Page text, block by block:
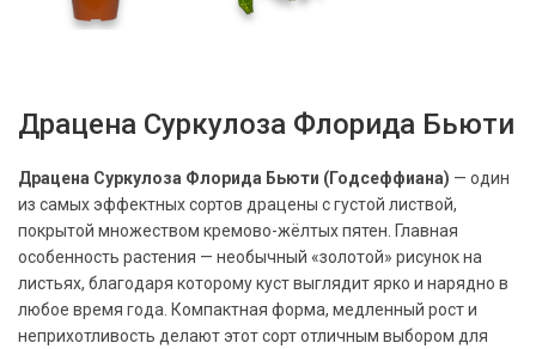
Драцена Суркулоза Флорида Бьюти
Драцена Суркулоза Флорида Бьюти (Годсеффиана) — один
из самых эффектных сортов драцены с густой листвой,
покрытой множеством кремово-жёлтых пятен. Главная
особенность растения — необычный «золотой» рисунок на
листьях, благодаря которому куст выглядит ярко и нарядно в
любое время года. Компактная форма, медленный рост и
неприхотливость делают этот сорт отличным выбором для